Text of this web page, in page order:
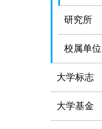
研究所
校属单位
大学标志
大学基金